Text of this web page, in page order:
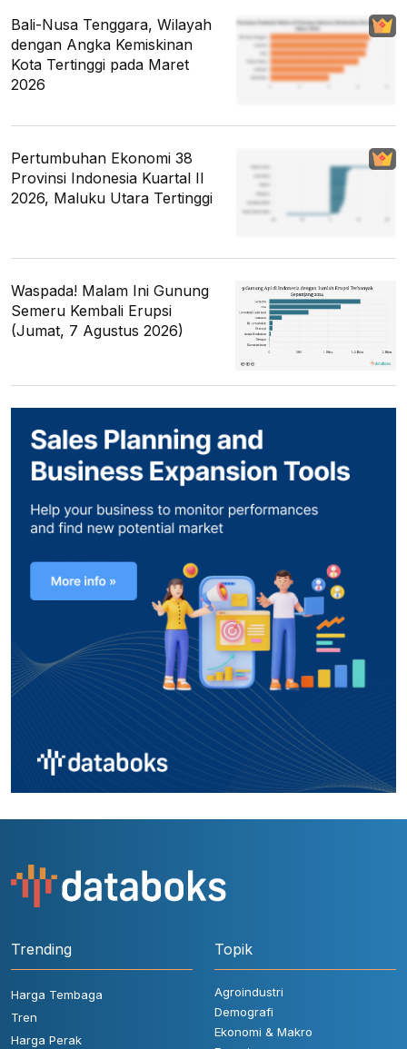
Bali-Nusa Tenggara, Wilayah
dengan Angka Kemiskinan
Kota Tertinggi pada Maret
2026
Pertumbuhan Ekonomi 38
Provinsi Indonesia Kuartal II
2026, Maluku Utara Tertinggi
Waspada! Malam Ini Gunung
Semeru Kembali Erupsi
(Jumat, 7 Agustus 2026)
Trending
Harga Tembaga
Tren
Harga Perak
Topik
Agroindustri
Demografi
Ekonomi & Makro